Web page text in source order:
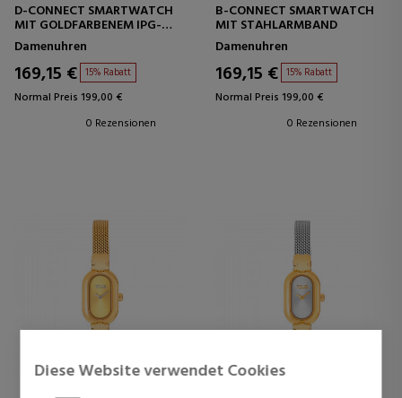
Diese Website verwendet Cookies
D-CONNECT SMARTWATCH
MIT GOLDFARBENEM IPG-
STAHLARMBAND
Damenuhren
169,15 € 15% Rabatt
Normal Preis 199,00 €
0 Rezensionen
B-CONNECT SMARTWATCH
MIT STAHLARMBAND
Damenuhren
169,15 € 15% Rabatt
Normal Preis 199,00 €
0 Rezensionen